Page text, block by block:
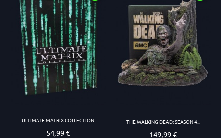
ULTIMATE MATRIX COLLECTION
Prezzo
54,99 €
THE WALKING DEAD: SEASON 4...
Prezzo
149,99 €